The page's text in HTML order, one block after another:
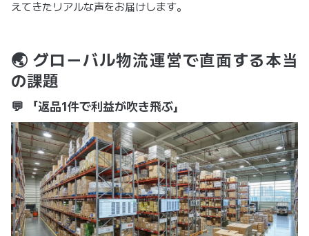
えてきたリアルな声をお届けします。
🌏 グローバル物流運営で直面する本当
の課題
💬 「返品1件で利益が吹き飛ぶ」